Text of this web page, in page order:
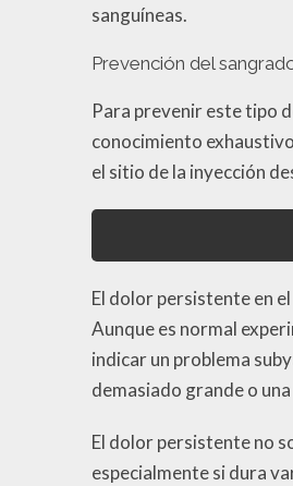
sanguíneas.
Prevención del
Para prevenir este tipo
conocimiento
el sitio de la inyección
El dolor persistente en
Aunque es normal
indicar un problema
demasiado grande o
El dolor persistente no
especialmente si dura